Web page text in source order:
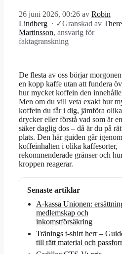
26 juni 2026, 00:26 av Robin
Lindberg · ✓Granskad av
Martinsson, ansvarig för
faktagranskning
De flesta av oss börjar
en kopp kaffe utan att fundera
hur mycket koffein den
Men om du vill veta exakt hur
koffein du får i dig, jämföra olika
drycker eller förstå vad som är en
säker daglig dos – då är du på
plats. Den här guiden går igenom
koffeinhalten i olika kaffesorter,
rekommenderade gränser och
kroppen reagerar.
Senaste artiklar
A-kassa Unionen:
medlemskap och
inkomstförsäkring
Tränings t-shirt herr –
till rätt material och